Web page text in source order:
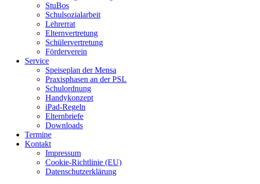
StuBos
Schulsozialarbeit
Lehrerrat
Elternvertretung
Schülervertretung
Förderverein
Service
Speiseplan der Mensa
Praxisphasen an der PSL
Schulordnung
Handykonzept
iPad-Regeln
Elternbriefe
Downloads
Termine
Kontakt
Impressum
Cookie-Richtlinie (EU)
Datenschutzerklärung